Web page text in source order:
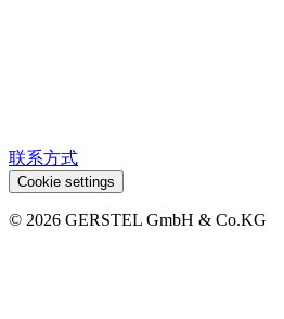
联系方式
Cookie settings
© 2026 GERSTEL GmbH & Co.KG